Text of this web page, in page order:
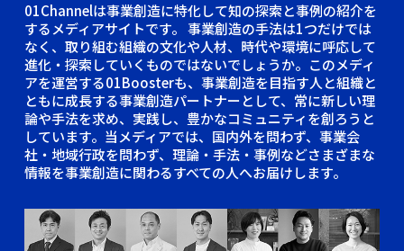
01Channelは事業創造に特化して知の探索と事例の紹介を
するメディアサイトです。 事業創造の手法は1つだけでは
なく、取り組む組織の文化や人材、時代や環境に呼応して
進化・探索していくものではないでしょうか。このメディ
アを運営する01Boosterも、事業創造を目指す人と組織と
ともに成長する事業創造パートナーとして、常に新しい理
論や手法を求め、実践し、豊かなコミュニティを創ろうと
しています。当メディアでは、国内外を問わず、事業会
社・地域行政を問わず、理論・手法・事例などさまざまな
情報を事業創造に関わるすべての人へお届けします。